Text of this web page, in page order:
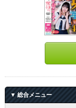
▼ 総合メニュー